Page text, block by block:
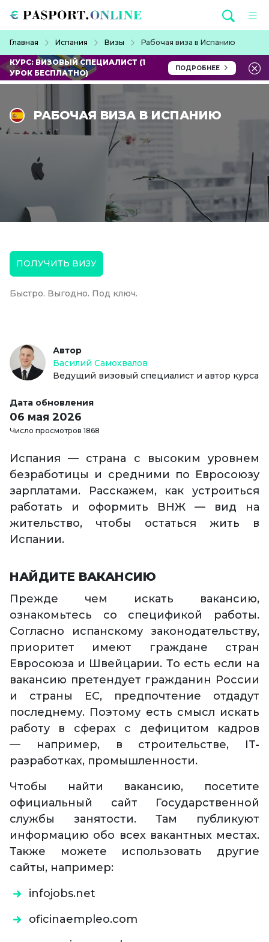
Главная Испания Визы Рабочая виза в Испанию
КУРС: ВИЗОВЫЙ СПЕЦИАЛИСТ (1
УРОК БЕСПЛАТНО)
ПОДРОБНЕЕ
РАБОЧАЯ ВИЗА В ИСПАНИЮ
ПОЛУЧИТЬ ВИЗУ
Быстро. Выгодно. Под ключ.
Автор
Василий Самохвалов
Ведущий визовый специалист и автор курса
Дата обновления
06 мая 2026
Число просмотров 1868
Испания — страна с высоким уровнем
безработицы и средними по Евросоюзу
зарплатами. Расскажем, как устроиться
работать и оформить ВНЖ — вид на
жительство, чтобы остаться жить в
Испании.
НАЙДИТЕ ВАКАНСИЮ
Прежде чем искать вакансию,
ознакомьтесь со спецификой работы.
Согласно испанскому законодательству,
приоритет имеют граждане стран
Евросоюза и Швейцарии. То есть если на
вакансию претендует гражданин России
и страны ЕС, предпочтение отдадут
последнему. Поэтому есть смысл искать
работу в сферах с дефицитом кадров
— например, в строительстве, IT-
разработках, промышленности.
Чтобы найти вакансию, посетите
официальный сайт Государственной
службы занятости. Там публикуют
информацию обо всех вакантных местах.
Также можете использовать другие
сайты, например:
infojobs.net
oficinaempleo.com